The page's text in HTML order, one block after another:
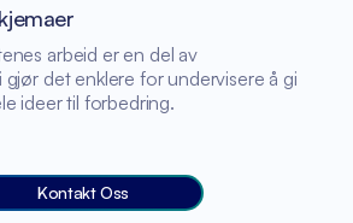
arbeid er en del av
det enklere for undervisere å gi
ideer til forbedring.
Kontakt Oss